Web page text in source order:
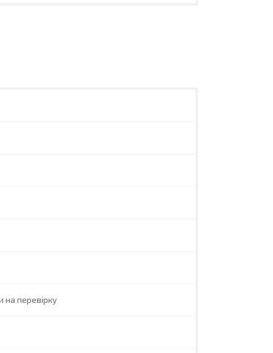
на перевірку